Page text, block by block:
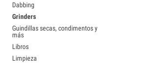
Dabbing
Grinders
Guindillas secas, condimentos y
más
Libros
Limpieza